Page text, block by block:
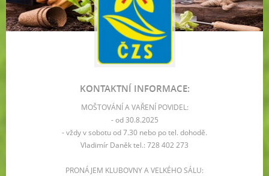
KONTAKTNÍ INFORMACE:
MOŠTOVÁNÍ A VAŘENÍ POVIDEL:
- od 30.8.2025
- vždy v sobotu od 7.30 nebo po tel. dohodě.
Vladimír Daněk tel.: 728 402 273
PRONÁJEM KLUBOVNY A VELKÉHO SÁLU: